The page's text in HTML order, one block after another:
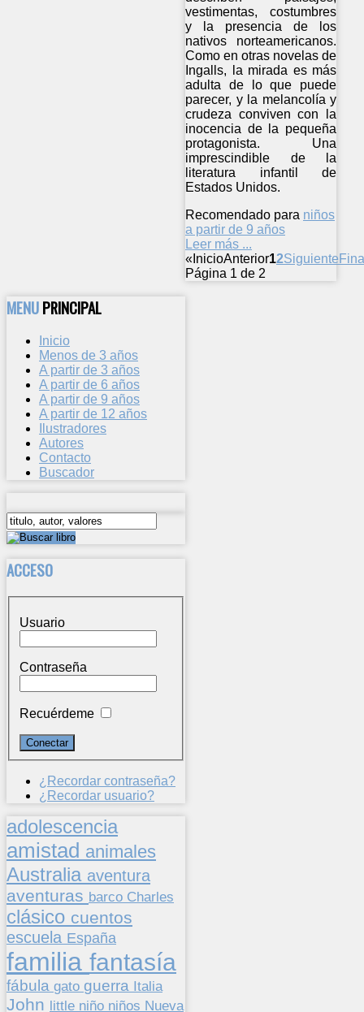
vestimentas, costumbres
y la presencia de los
nativos norteamericanos.
Como en otras novelas de
Ingalls, la mirada es más
adulta de lo que puede
parecer, y la melancolía y
crudeza conviven con la
inocencia de la pequeña
protagonista. Una
imprescindible de la
literatura infantil de
Estados Unidos.
Recomendado para niños
a partir de 9 años
Leer más ...
« InicioAnterior12Siguiente
Página 1 de 2
MENUPRINCIPAL
Inicio
Menos de 3 años
A partir de 3 años
A partir de 6 años
A partir de 9 años
A partir de 12 años
Ilustradores
Autores
Contacto
Buscador
ACCESO
Usuario
Contraseña
Recuérdeme
¿Recordar contraseña?
¿Recordar usuario?
adolescencia
amistad animales
Australia aventura
aventuras barco Charles
clásico cuentos
escuela España
familia fantasía
fábula gato guerra Italia
John little niño niños Nueva